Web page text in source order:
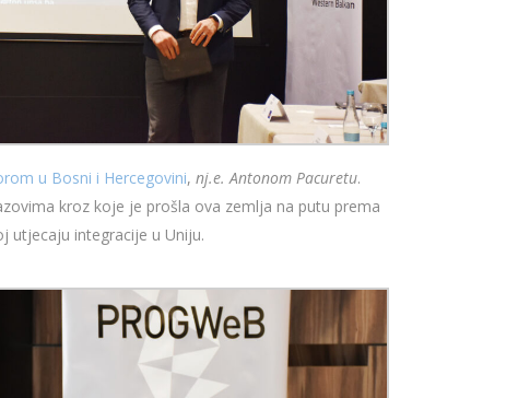
u Bosni i Hercegovini, nj.e. Antonom Pacuretu.
kroz koje je prošla ova zemlja na putu prema
utjecaju integracije u Uniju.